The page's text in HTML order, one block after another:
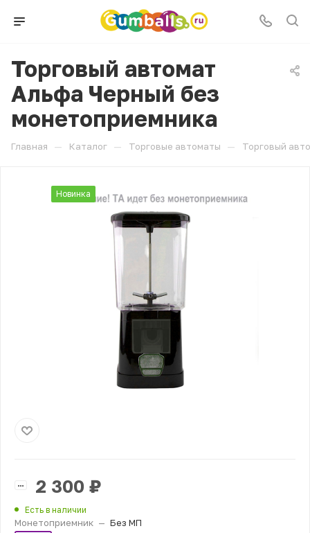
Торговый автомат
Альфа Черный без
монетоприемника
Главная — Каталог — Торговые автоматы — Торговый
Новинка
2 300 ₽
Есть в наличии
Монетоприемник — Без МП